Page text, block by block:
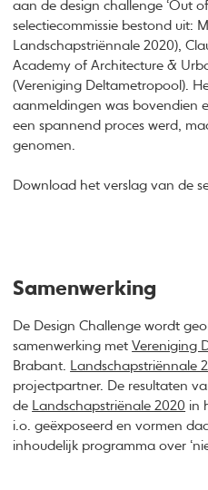
aan de design challenge ‘Out
selectiecommissie bestond uit:
Landschapstriënnale 2020),
Academy of Architecture &
(Vereniging Deltametropool).
aanmeldingen was bovendien
een spannend proces werd,
genomen.
Download het verslag van de
Samenwerking
De Design Challenge wordt
samenwerking metVereniging
Brabant.
Landschapstriënnale
projectpartner. De resultaten
de
Landschapstriënale 2020 in
i.o. geëxposeerd en vormen
inhoudelijk programma over